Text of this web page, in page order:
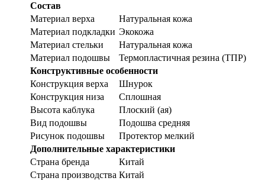
Состав
Материал верха
Натуральная кожа
Материал подкладки Экокожа
Материал стельки
Натуральная кожа
Материал подошвы
Термопластичная резина (ТПР)
Конструктивные особенности
Конструкция верха
Шнурок
Конструкция низа
Сплошная
Высота каблука
Плоский (ая)
Вид подошвы
Подошва средняя
Рисунок подошвы
Протектор мелкий
Дополнительные характеристики
Страна бренда
Китай
Страна производства Китай